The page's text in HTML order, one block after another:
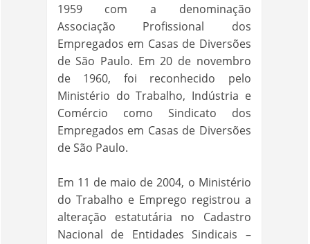
1959 com a denominação
Associação Profissional dos
Empregados em Casas de Diversões
de São Paulo. Em 20 de novembro
de 1960, foi reconhecido pelo
Ministério do Trabalho, Indústria e
Comércio como Sindicato dos
Empregados em Casas de Diversões
de São Paulo.
Em 11 de maio de 2004, o Ministério
do Trabalho e Emprego registrou a
alteração estatutária no Cadastro
Nacional de Entidades Sindicais –